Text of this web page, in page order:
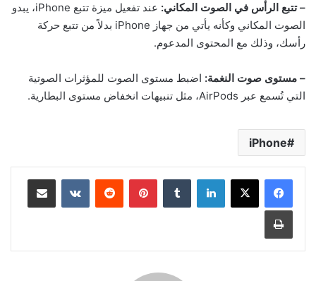
– تتبع الرأس في الصوت المكاني:
عند تفعيل ميزة تتبع iPhone، يبدو
الصوت المكاني وكأنه يأتي من جهاز iPhone بدلاً من تتبع حركة
رأسك، وذلك مع المحتوى المدعوم.
– مستوى صوت النغمة: اضبط مستوى الصوت للمؤثرات الصوتية
التي تُسمع عبر AirPods، مثل تنبيهات انخفاض مستوى البطارية.
iPhone
لينكدإن بينتيريست مشاركة عبر البريد
طباعة